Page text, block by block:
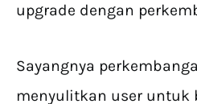
upgrade dengan
Sayangnya
menyulitkan user untuk